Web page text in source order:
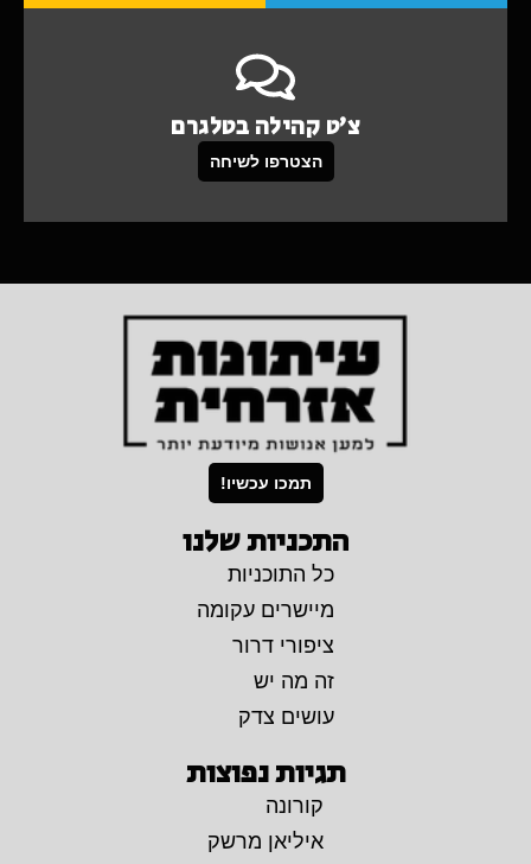
צ'ט קהילה בטלגרם
הצטרפו לשיחה
תמכו עכשיו!
התכניות שלנו
כל התוכניות
מיישרים עקומה
ציפורי דרור
זה מה יש
עושים צדק
תגיות נפוצות
קורונה
איליאן מרשק